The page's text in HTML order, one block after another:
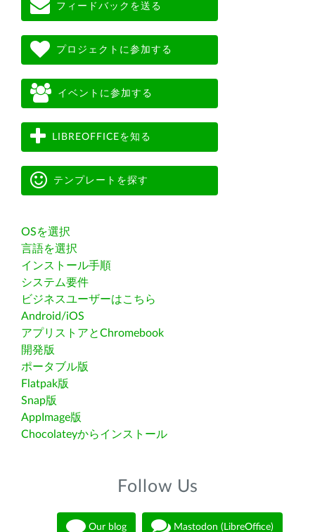
フィードバックを送る
プロジェクトに参加する
イベントに参加する
LIBREOFFICEを知る
テンプレートを探す
OSを選択
言語を選択
インストール手順
システム要件
ビジネスユーザーはこちら
Android/iOS
アプリストアとChromebook
開発版
ポータブル版
Flatpak版
Snap版
AppImage版
Chocolateyからインストール
Follow Us
Our blog Mastodon (LibreOffice)